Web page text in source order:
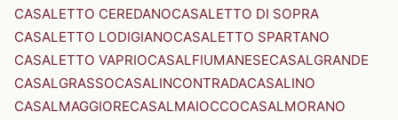
CASALETTO CEREDANOCASALETTO DI SOPRA
CASALETTO LODIGIANOCASALETTO SPARTANO
CASALETTO VAPRIOCASALFIUMANESECASALGRANDE
CASALGRASSOCASALINCONTRADACASALINO
CASALMAGGIORECASALMAIOCCOCASALMORANO